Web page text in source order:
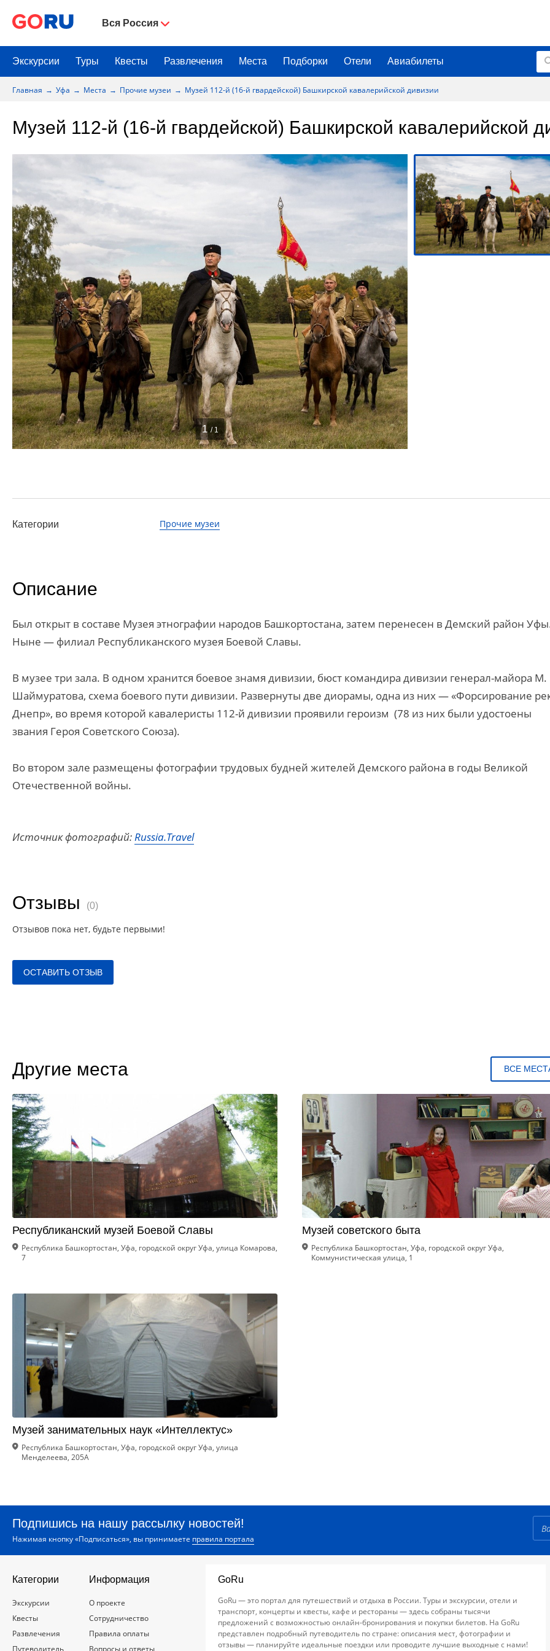
Вся Россия
Экскурсии Туры Квесты Развлечения Места Подборки Отели Авиабилеты
Главная Уфа Места Прочие музеи Музей 112-й (16-й гвардейской) Башкирской кавалерийской дивизии
Музей 112-й (16-й гвардейской) Башкирской кавалерийской
1 / 1
Категории Прочие музеи
Описание
Был открыт в составе Музея этнографии народов Башкортостана, затем перенесен в Демский район
Ныне — филиал Республиканского музея Боевой Славы.
В музее три зала. В одном хранится боевое знамя дивизии, бюст командира дивизии генерал-майора
Шаймуратова, схема боевого пути дивизии. Развернуты две диорамы, одна из них — «Форсирование
Днепр», во время которой кавалеристы 112-й дивизии проявили героизм (78 из них были удостоены
звания Героя Советского Союза).
Во втором зале размещены фотографии трудовых будней жителей Демского района в годы Великой
Отечественной войны.
Источник фотографий:Russia.Travel
Отзывы (0)
Отзывов пока нет, будьте первыми!
ОСТАВИТЬ ОТЗЫВ
Другие места ВСЕ
Республиканский музей Боевой Славы
Республика Башкортостан, Уфа, городской округ Уфа, улица Комарова,
7
Музей советского быта
Республика Башкортостан, Уфа, городской округ Уфа,
Коммунистическая улица, 1
Музей занимательных наук «Интеллектус»
Республика Башкортостан, Уфа, городской округ Уфа, улица
Менделеева, 205А
Подпишись на нашу рассылку новостей!
Нажимая кнопку «Подписаться», вы принимаете правила портала
Категории
Экскурсии
Квесты
Развлечения
Путеводитель
Информация
О проекте
Сотрудничество
Правила оплаты
Вопросы и ответы
GoRu
GoRu — это портал для путешествий и отдыха в России. Туры и экскурсии, отели и
транспорт, концерты и квесты, кафе и рестораны — здесь собраны тысячи
предложений с возможностью онлайн-бронирования и покупки билетов. На GoRu
представлен подробный путеводитель по стране: описания мест, фотографии и
отзывы — планируйте идеальные поездки или проводите лучшие выходные с нами!